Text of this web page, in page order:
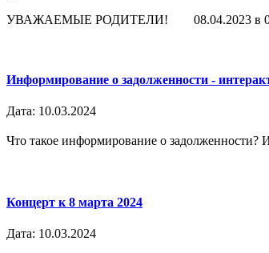
УВАЖАЕМЫЕ РОДИТЕЛИ! 08.04.2023 в
Информирование о задолженности -
Дата: 10.03.2024
Что такое информирование о задолженности?
Концерт к 8 марта 2024
Дата: 10.03.2024